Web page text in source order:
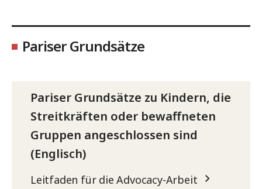
Pariser Grundsätze
Pariser Grundsätze zu Kindern, die
Streitkräften oder bewaffneten
Gruppen angeschlossen sind
(Englisch)
Leitfaden für die Advocacy-Arbeit